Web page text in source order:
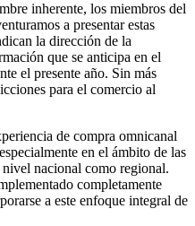
inherente, los miembros del
a presentar estas
la dirección de la
que se anticipa en el
el presente año. Sin más
para el comercio al
de compra omnicanal
en el ámbito de las
nivel nacional como regional.
completamente
a este enfoque integral de